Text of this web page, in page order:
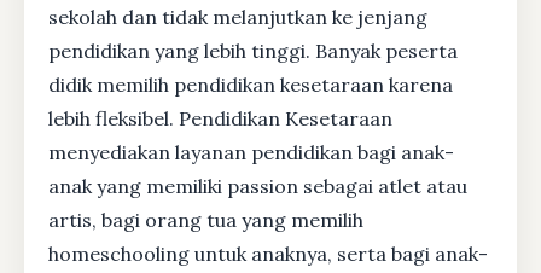
sekolah dan tidak melanjutkan ke jenjang
pendidikan yang lebih tinggi. Banyak peserta
didik memilih pendidikan kesetaraan karena
lebih fleksibel. Pendidikan Kesetaraan
menyediakan layanan pendidikan bagi anak-
anak yang memiliki passion sebagai atlet atau
artis, bagi orang tua yang memilih
homeschooling untuk anaknya, serta bagi anak-